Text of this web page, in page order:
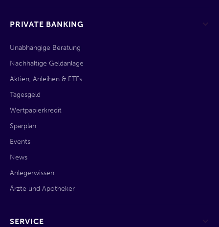
PRIVATE BANKING
Unabhängige Beratung
Nachhaltige Geldanlage
Aktien, Anleihen & ETFs
Tagesgeld
Wertpapierkredit
Sparplan
Events
News
Anlegerwissen
Ärzte und Apotheker
SERVICE